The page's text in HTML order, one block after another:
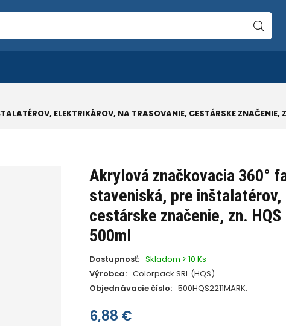
ELEKTRIKÁROV, NA TRASOVANIE, CESTÁRSKE
Akrylová značkovacia 360°
staveniská, pre
cestárske značenie, zn.
500ml
Dostupnosť: Skladom > 10 Ks
Výrobca: Colorpack SRL (HQS)
Objednávacie číslo: 500HQS2211MARK.
6,88 €